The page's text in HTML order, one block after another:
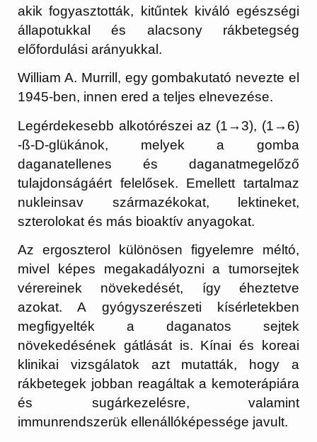
akik fogyasztották, kitűntek kiváló egészségi
állapotukkal és alacsony rákbetegség
előfordulási arányukkal.
William A. Murrill, egy gombakutató nevezte el
1945-ben, innen ered a teljes elnevezése.
Legérdekesebb alkotórészei az (1→3), (1→6)
-ß-D-glükánok, melyek a gomba
daganatellenes és daganatmegelőző
tulajdonságáért felelősek. Emellett tartalmaz
nukleinsav származékokat, lektineket,
szterolokat és más bioaktív anyagokat.
Az ergoszterol különösen figyelemre méltó,
mivel képes megakadályozni a tumorsejtek
vérereinek növekedését, így éheztetve
azokat. A gyógyszerészeti kísérletekben
megfigyelték a daganatos sejtek
növekedésének gátlását is. Kínai és koreai
klinikai vizsgálatok azt mutatták, hogy a
rákbetegek jobban reagáltak a kemoterápiára
és sugárkezelésre, valamint
immunrendszerük ellenállóképessége javult.